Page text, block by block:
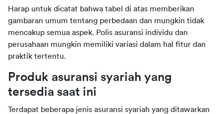
Harap untuk dicatat bahwa tabel di atas memberikan
gambaran umum tentang perbedaan dan mungkin tidak
mencakup semua aspek. Polis asuransi individu dan
perusahaan mungkin memiliki variasi dalam hal fitur dan
praktik tertentu.
Produk asuransi syariah yang
tersedia saat ini
Terdapat beberapa jenis asuransi syariah yang ditawarkan